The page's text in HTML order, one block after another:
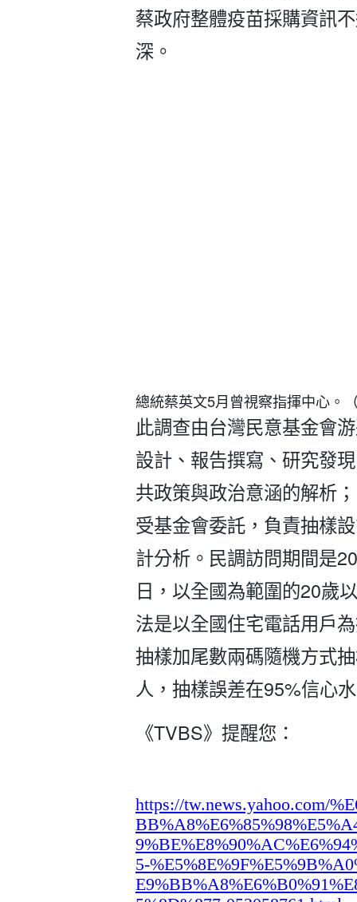
蔡政府整體疫苗採購資訊
深。
總統蔡英文5月曾視察指揮中心。
此調查由台灣民意基金會
設計、報告撰寫、研究發
共政策與政治意涵的解析
受基金會委託，負責抽樣
計分析。民調訪問期間是
日，以全國為範圍的20歲
法是以全國住宅電話用戶
抽樣加尾數兩碼隨機方式
人，抽樣誤差在95%信心
《TVBS》提醒您：
https://tw.news.yahoo.com/
5-